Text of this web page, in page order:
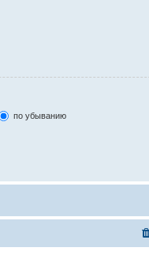
по убыванию